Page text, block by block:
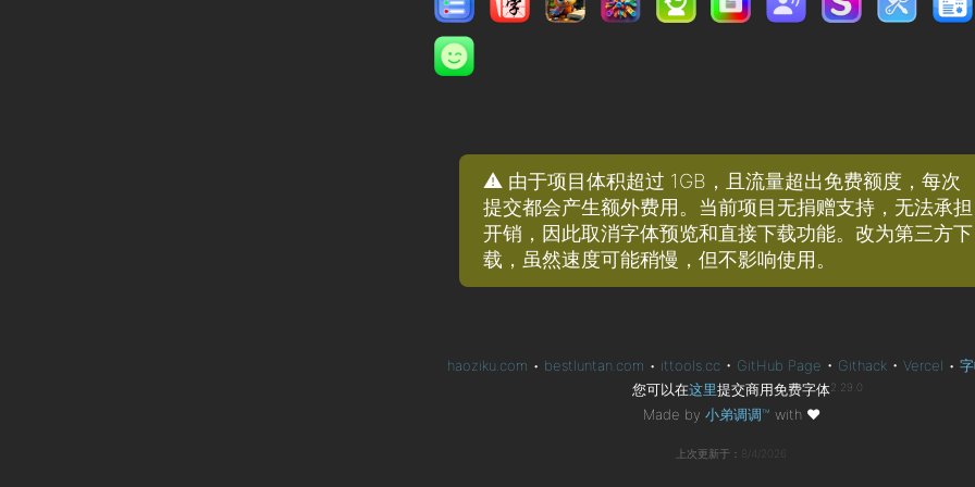
⚠️ 由于项目体积超过 1GB，且流量超出免费额度，每次
提交都会产生额外费用。当前项目无捐赠支持，无法承担
开销，因此取消字体预览和直接下载功能。改为第三方下
载，虽然速度可能稍慢，但不影响使用。
haoziku.com • bestluntan.com • ittools.cc• GitHub Page • Githack• Vercel •
您可以在这里提交商用免费字体2.29.0
Made by 小弟调调™ with❤
上次更新于：8/4/2026